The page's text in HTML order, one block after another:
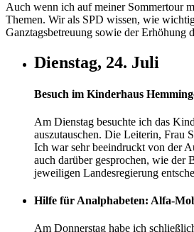
Auch wenn ich auf meiner Sommertour
Themen. Wir als SPD wissen, wie
Ganztagsbetreuung sowie der Erhöhung
Dienstag, 24. Juli
Besuch im Kinderhaus
Am Dienstag besuchte ich das
auszutauschen. Die Leiterin, Frau
Ich war sehr beeindruckt von der
auch darüber gesprochen, wie der
jeweiligen Landesregierung
Hilfe für Analphabeten: Alfa-
Am Donnerstag habe ich